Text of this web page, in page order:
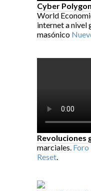
Cyber Polygon
World
internet a nivel
masónico
Revoluciones
marciales.
Reset.